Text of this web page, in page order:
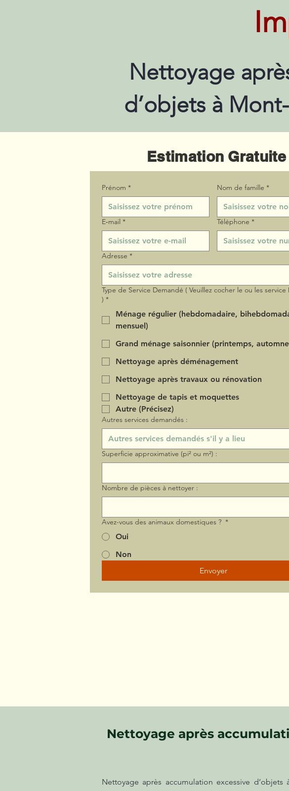
Nettoyage
d’objets à
Estimation Gratuite
Prénom * Nom de famille *
E‑mail * Téléphone *
Adresse *
Type de Service Demandé ( Veuillez cocher le ou les service
) *
Ménage régulier (hebdomadaire,
mensuel)
Grand ménage saisonnier (printemps,
Nettoyage après déménagement
Nettoyage après travaux ou rénovation
Nettoyage de tapis et moquettes
Autre (Précisez)
Autres services demandés :
Superficie approximative (pi² ou m²) :
Nombre de pièces à nettoyer :
Avez-vous des animaux domestiques ? *
Oui
Non
Envoyer
Nettoyage après
Nettoyage après accumulation excessive